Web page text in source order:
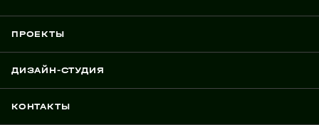
ПРОЕКТЫ
ДИЗАЙН-СТУДИЯ
КОНТАКТЫ